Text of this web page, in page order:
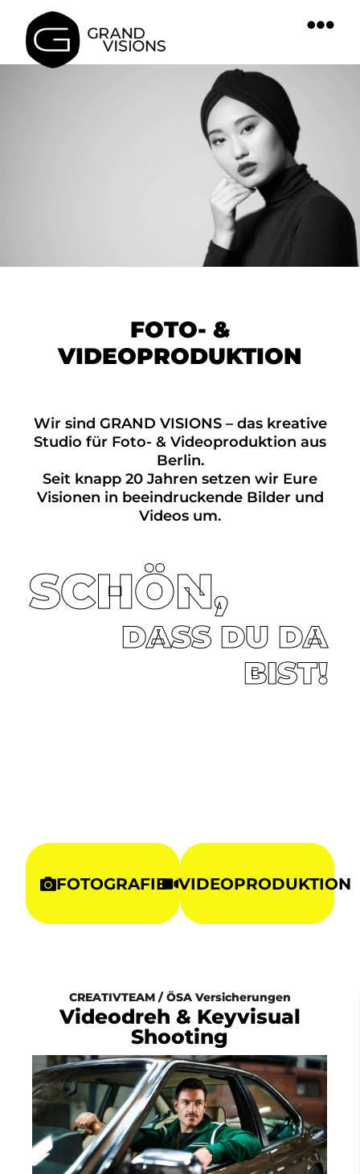
springen
FOTO- &
VIDEOPRODUKTION
Wir sind GRAND VISIONS – das kreative
Studio für Foto- & Videoproduktion aus
Berlin.
Seit knapp 20 Jahren setzen wir Eure
Visionen in beeindruckende Bilder und
Videos um.
SCHÖN,
DASS DU DA
BIST!
FOTOGRAFIE VIDEOPRODUKTION
CREATIVTEAM / ÖSA Versicherungen
Videodreh & Keyvisual
Shooting